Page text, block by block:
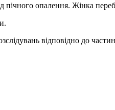
опалення. Жінка
відповідно до